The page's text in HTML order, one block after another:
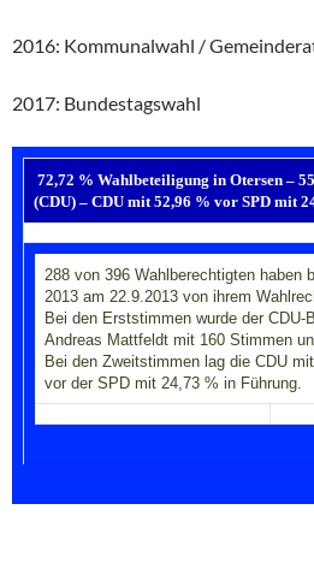
2016: Kommunalwahl /
2017: Bundestagswahl
72,72 % Wahlbeteiligung in Otersen –
(CDU) – CDU mit 52,96 % vor SPD mit
288 von 396 Wahlberechtigten haben
2013 am 22.9.2013 von ihrem
Bei den Erststimmen wurde der CDU-
Andreas Mattfeldt mit 160 Stimmen
Bei den Zweitstimmen lag die CDU
vor der SPD mit 24,73 % in Führung.